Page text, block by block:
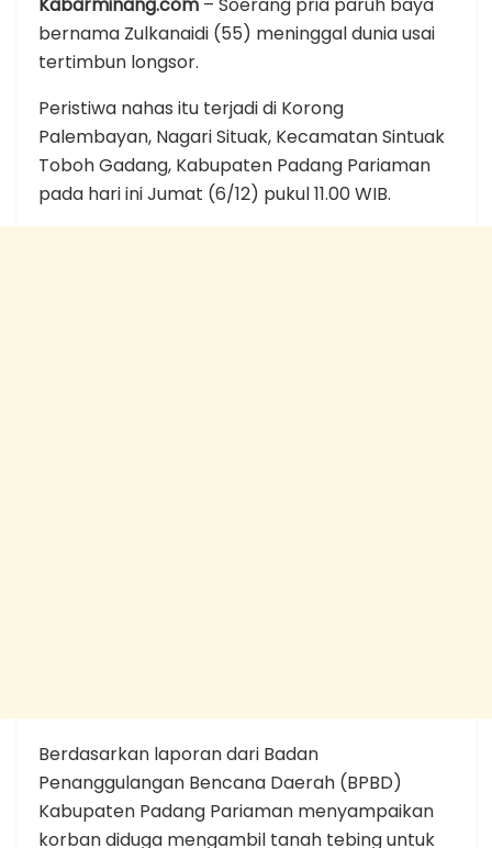
Kabarminang.com – Soerang pria paruh baya
bernama Zulkanaidi (55) meninggal dunia usai
tertimbun longsor.
Peristiwa nahas itu terjadi di Korong
Palembayan, Nagari Situak, Kecamatan Sintuak
Toboh Gadang, Kabupaten Padang Pariaman
pada hari ini Jumat (6/12) pukul 11.00 WIB.
Berdasarkan laporan dari Badan
Penanggulangan Bencana Daerah (BPBD)
Kabupaten Padang Pariaman menyampaikan
korban diduga mengambil tanah tebing untuk